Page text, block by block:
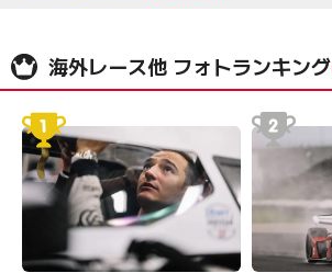
海外レース他 フォトランキング